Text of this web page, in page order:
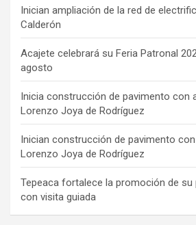
b
o
o
k
a
d
s
gr
a
m
o
k
T
u
b
e
C
h
a
n
n
Inician ampliación de la red de
Calderón
Acajete celebrará su Feria Patronal
agosto
Inicia construcción de pavimento con
Lorenzo Joya de Rodríguez
Inician construcción de pavimento
Lorenzo Joya de Rodríguez
Tepeaca fortalece la promoción de
con visita guiada